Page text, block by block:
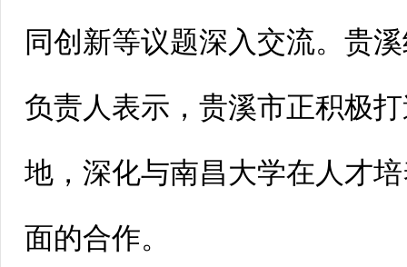
同创新等议题深入交流。贵
负责人表示，贵溪市正积极
地，深化与南昌大学在人才
面的合作。